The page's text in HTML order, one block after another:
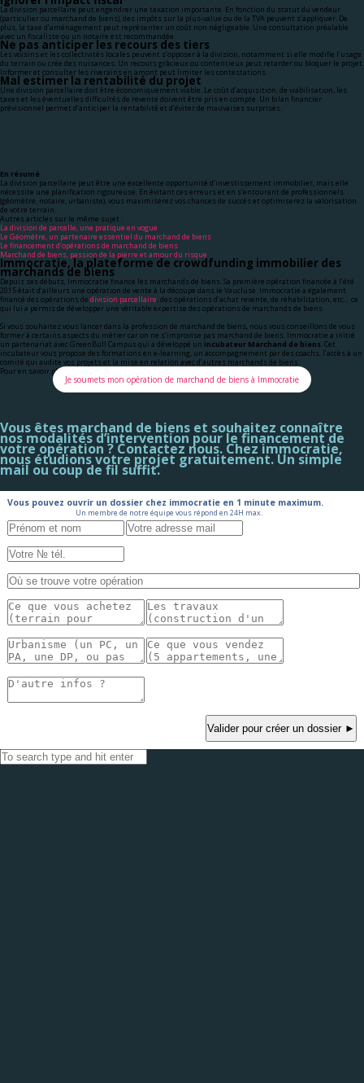
La division parcellaire peut engendrer une taxation importante. En fonction du statut du vendeur
(particulier ou marchand de biens), des impôts sur la plus-value ou de la TVA peuvent s’appliquer. De
plus, la taxe d’aménagement peut représenter un coût non négligeable. Une consultation préalable
avec un fiscaliste ou un notaire est recommandée.
Ne pas anticiper les recours des tiers
Les voisins et les collectivités locales peuvent s’opposer à la division, notamment si elle modifie l’usage
du terrain ou crée des nuisances. Un recours grâcieux ou contentieux peut retarder ou bloquer le projet.
Informer et consulter les riverains en amont peut limiter les contestations.
Mal estimer la rentabilité du projet
Une division parcellaire doit être économiquement viable. Le coût d’acquisition, de viabilisation, les
taxes et les éventuelles difficultés de revente doivent être pris en compte. Un bilan financier
prévisionnel permet d’anticiper la rentabilité et d’éviter de mauvaises surprises.
En résumé
La division parcellaire peut être une excellente opportunité d’investissement immobilier, mais elle
nécessite une planification rigoureuse. En évitant ces erreurs et en s’entourant de professionnels
(géomètre, notaire, urbaniste), vous maximiserez vos chances de succès et optimiserez la valorisation
de votre terrain.
Autres articles sur le même sujet :
La division de parcelle, une pratique en vogue
Le Géomètre, un partenaire essentiel du marchand de biens
Le financement d’opérations de marchand de biens
Marchand de biens, passion de la pierre et amour du risque
Immocratie, la plateforme de crowdfunding immobilier des
marchands de biens
Depuis ses débuts, Immocratie finance les marchands de biens. Sa première opération financée à l’été
2015 était d’ailleurs une opération de vente à la découpe dans le Vaucluse. Immocratie a également
financé des opérations de division parcellaire, des opérations d’achat revente, de réhabilitation, etc… ce
qui lui a permis de développer une véritable expertise des opérations de marchands de biens.
Si vous souhaitez vous lancer dans la profession de marchand de biens, nous vous conseillons de vous
former à certains aspects du métier car on ne s’improvise pas marchand de biens. Immocratie a initié
un partenariat avec GreenBull Campus qui a développé un incubateur Marchand de biens . Cet
incubateur vous propose des formations en e-learning, un accompagnement par des coachs, l’accès à un
comité qui audite vos projets et la mise en relation avec d’autres marchands de biens.
Pour en savoir plus :
Je soumets mon opération de marchand de biens à Immocratie
Vous êtes marchand de biens et souhaitez connaître
nos modalités d’intervention pour le financement de
votre opération ? Contactez nous. Chez immocratie,
nous étudions votre projet gratuitement. Un simple
mail ou coup de fil suffit.
Vous pouvez ouvrir un dossier chez immocratie en 1 minute maximum.
Un membre de notre équipe vous répond en 24H max.